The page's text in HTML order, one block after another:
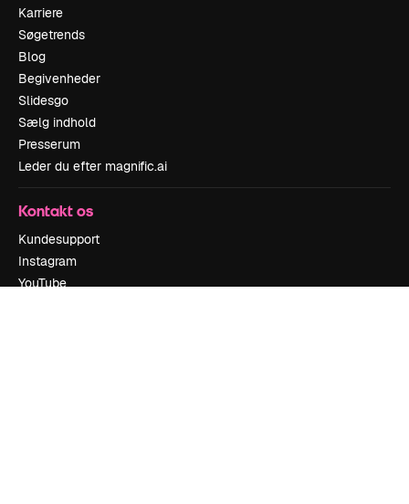
Karriere
Søgetrends
Blog
Begivenheder
Slidesgo
Sælg indhold
Presserum
Leder du efter magnific.ai
Kontakt os
Kundesupport
Instagram
YouTube